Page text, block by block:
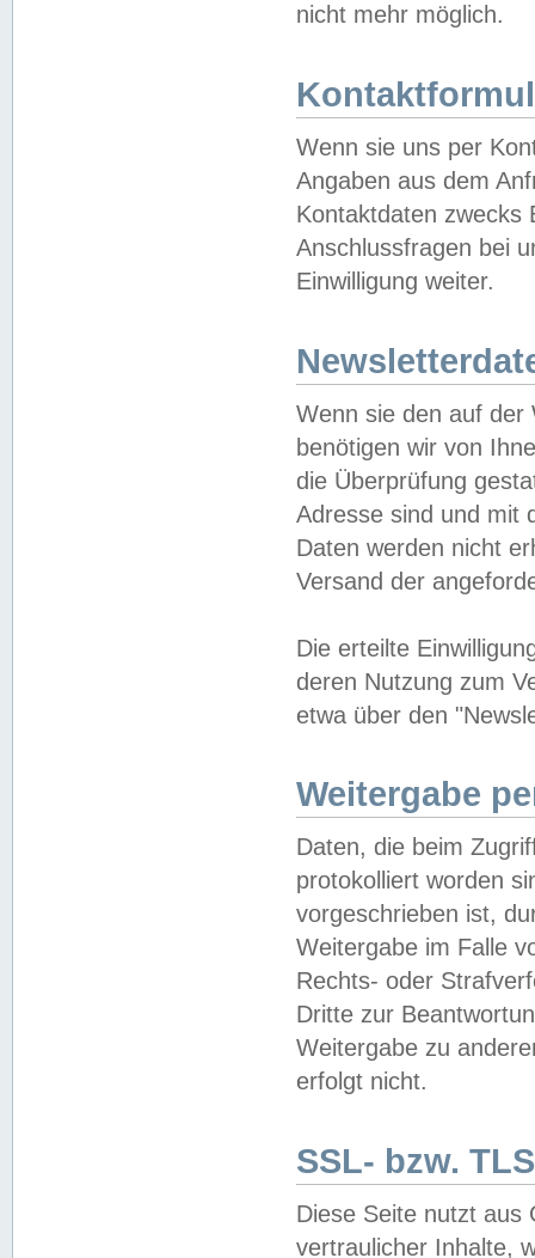
nicht mehr möglich.
Wenn sie uns per
Angaben aus dem
Kontaktdaten zwecks
Anschlussfragen bei
Einwilligung weiter.
Wenn sie den auf der
benötigen wir von
die Überprüfung
Adresse sind und mit
Daten werden nicht
Versand der
Die erteilte
deren Nutzung zum
etwa über den
Weitergabe
Daten, die beim
protokolliert worden
vorgeschrieben ist,
Weitergabe im Falle
Rechts- oder
Dritte zur
Weitergabe zu
erfolgt nicht.
SSL- bzw.
Diese Seite nutzt aus
vertraulicher Inhalte,